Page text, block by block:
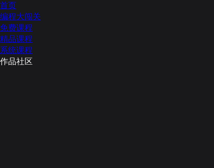
首页
编程大闯关
免费课程
精品课程
系统课程
作品社区